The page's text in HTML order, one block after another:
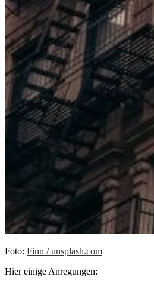
Foto: Finn / unsplash.com
Hier einige Anregungen: